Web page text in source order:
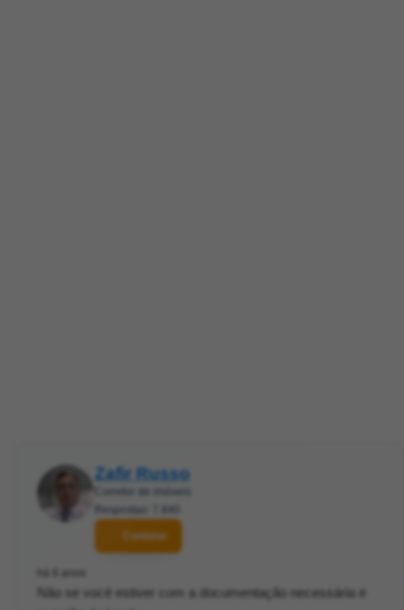
Zafir Russo
Corretor de imóveis
Respostas: 7.840
Contatar
há 6 anos
Não se você estiver com a documentação necessária é